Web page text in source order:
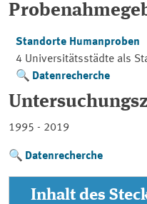
Standorte Humanproben
4 Universitätsstädte als
Datenrecherche
1995 - 2019
Datenrecherche
Inhalt des